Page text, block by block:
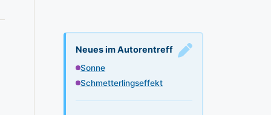
Neues im Autorentreff
Sonne
Schmetterlingseffekt